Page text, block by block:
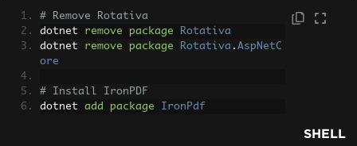
# Remove Rotativa
dotnet remove package
Rotativa
dotnet remove package Rotativa . AspNetC
ore
# Install IronPDF
dotnet add package IronPdf
SHELL